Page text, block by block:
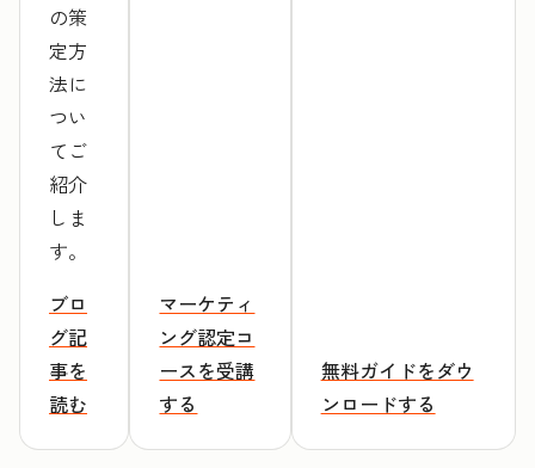
の策
定方
法に
つい
てご
紹介
しま
す。
ブロ
グ記
事を
読む
マーケティ
ング認定コ
ースを受講
する
無料ガイドをダウ
ンロードする